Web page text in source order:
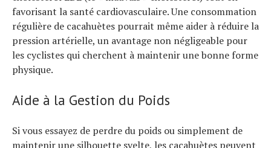
favorisant la santé cardiovasculaire. Une consommation
régulière de cacahuètes pourrait même aider à réduire la
pression artérielle, un avantage non négligeable pour
les cyclistes qui cherchent à maintenir une bonne forme
physique.
Aide à la Gestion du Poids
Si vous essayez de perdre du poids ou simplement de
maintenir une silhouette svelte, les cacahuètes peuvent